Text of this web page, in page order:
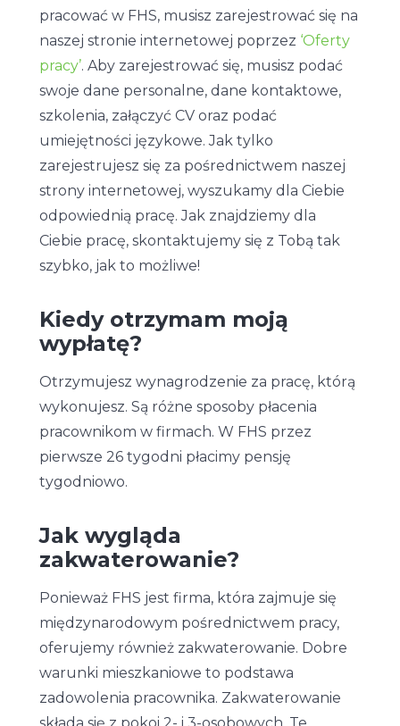
pracować w FHS, musisz zarejestrować się na
naszej stronie internetowej poprzez ‘Oferty
pracy’. Aby zarejestrować się, musisz podać
swoje dane personalne, dane kontaktowe,
szkolenia, załączyć CV oraz podać
umiejętności językowe. Jak tylko
zarejestrujesz się za pośrednictwem naszej
strony internetowej, wyszukamy dla Ciebie
odpowiednią pracę. Jak znajdziemy dla
Ciebie pracę, skontaktujemy się z Tobą tak
szybko, jak to możliwe!
Kiedy otrzymam moją
wypłatę?
Otrzymujesz wynagrodzenie za pracę, którą
wykonujesz. Są różne sposoby płacenia
pracownikom w firmach. W FHS przez
pierwsze 26 tygodni płacimy pensję
tygodniowo.
Jak wygląda
zakwaterowanie?
Ponieważ FHS jest firma, która zajmuje się
międzynarodowym pośrednictwem pracy,
oferujemy również zakwaterowanie. Dobre
warunki mieszkaniowe to podstawa
zadowolenia pracownika. Zakwaterowanie